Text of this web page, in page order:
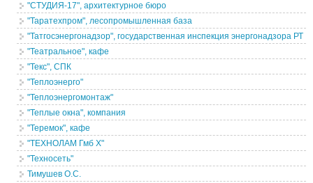
"СТУДИЯ-17", архитектурное бюро
"Таратехпром", лесопромышленная база
"Татгосэнергонадзор", государственная инспекция энергонадзора РТ
"Театральное", кафе
"Текс", СПК
"Теплоэнерго"
"Теплоэнергомонтаж"
"Теплые окна", компания
"Теремок", кафе
"ТЕХНОЛАМ Гмб Х"
"Техносеть"
Тимушев О.С.